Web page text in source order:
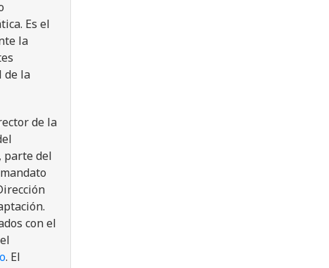
Es el
la
de la
de la
, parte del
con el
. El